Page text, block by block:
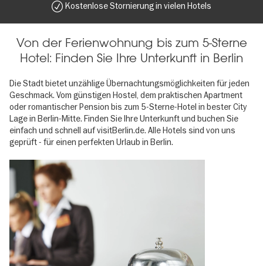
Kostenlose Stornierung in vielen Hotels
Von der Ferienwohnung bis zum 5-Sterne
Hotel: Finden Sie Ihre Unterkunft in Berlin
Die Stadt bietet unzählige Übernachtungsmöglichkeiten für jeden
Geschmack. Vom günstigen Hostel, dem praktischen Apartment
oder romantischer Pension bis zum 5-Sterne-Hotel in bester City
Lage in Berlin-Mitte. Finden Sie Ihre Unterkunft und buchen Sie
einfach und schnell auf visitBerlin.de. Alle Hotels sind von uns
geprüft - für einen perfekten Urlaub in Berlin.